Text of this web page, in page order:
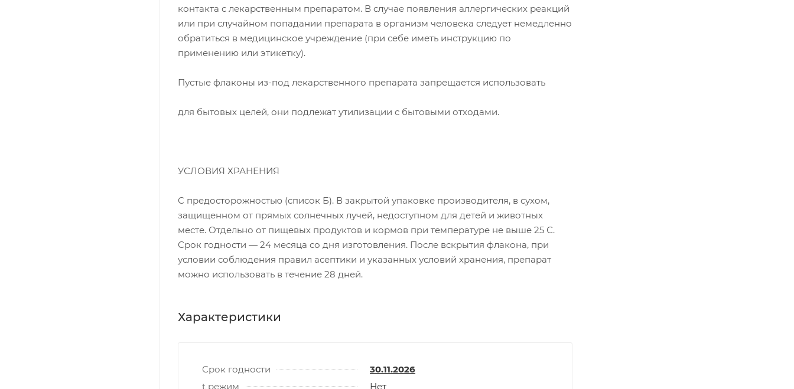
контакта с лекарственным препаратом. В случае появления аллергических реакций
или при случайном попадании препарата в организм человека следует немедленно
обратиться в медицинское учреждение (при себе иметь инструкцию по
применению или этикетку).
Пустые флаконы из-под лекарственного препарата запрещается использовать
для бытовых целей, они подлежат утилизации с бытовыми отходами.
УСЛОВИЯ ХРАНЕНИЯ
С предосторожностью (список Б). В закрытой упаковке производителя, в сухом,
защищенном от прямых солнечных лучей, недоступном для детей и животных
месте. Отдельно от пищевых продуктов и кормов при температуре не выше 25 С.
Срок годности — 24 месяца со дня изготовления. После вскрытия флакона, при
условии соблюдения правил асептики и указанных условий хранения, препарат
можно использовать в течение 28 дней.
Характеристики
Срок годности
30.11.2026
t режим
Нет